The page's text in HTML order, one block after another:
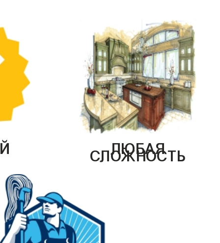
ЛЮБАЯ
СЛОЖНОСТЬ